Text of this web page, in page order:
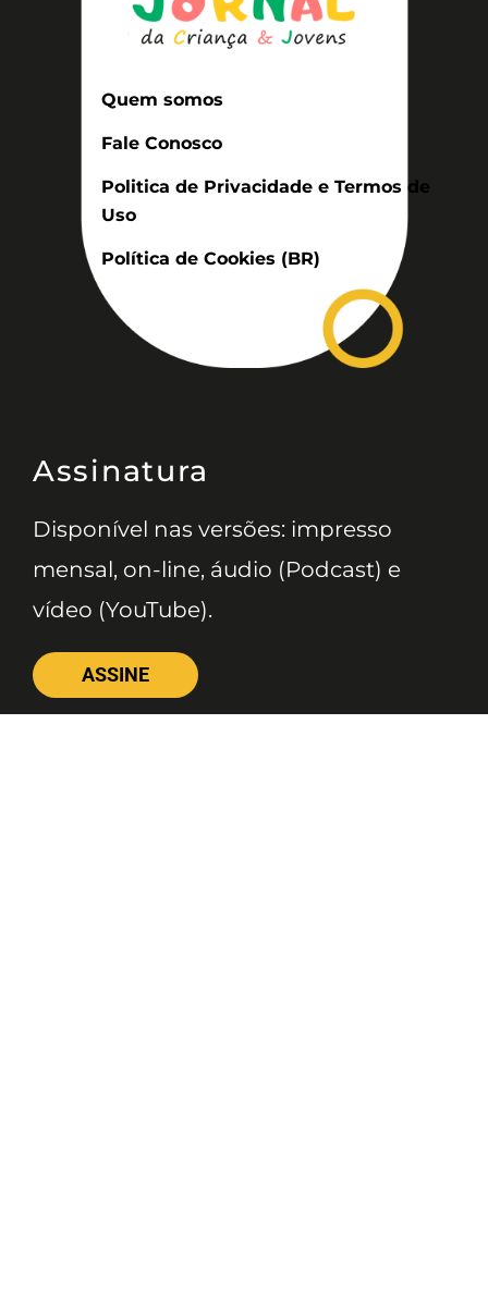
Quem somos
Fale Conosco
Politica de Privacidade e Termos de
Uso
Política de Cookies (BR)
Assinatura
Disponível nas versões: impresso
mensal, on-line, áudio (Podcast) e
vídeo (YouTube).
ASSINE